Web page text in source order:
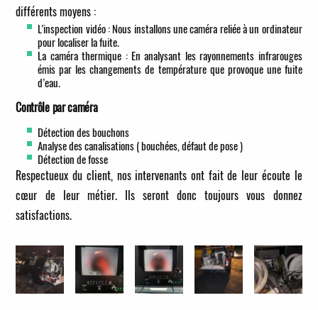
différents moyens :
L’inspection vidéo : Nous installons une caméra reliée à un ordinateur
pour localiser la fuite.
La caméra thermique : En analysant les rayonnements infrarouges
émis par les changements de température que provoque une fuite
d’eau.
Contrôle par caméra
Détection des bouchons
Analyse des canalisations ( bouchées, défaut de pose )
Détection de fosse
Respectueux du client, nos intervenants ont fait de leur écoute le
cœur de leur métier. Ils seront donc toujours vous donnez
satisfactions.